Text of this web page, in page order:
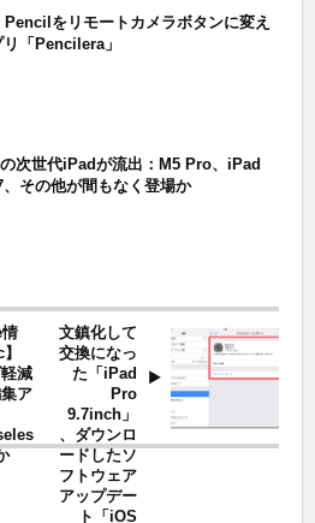
をリモートカメラボタンに変え
「Pencilera」
次世代iPadが流出：M5 Pro、iPad
その他が間もなく登場か
情
減
ア
文鎮化して
交換になっ
た「iPad
Pro
9.7inch」
、ダウンロ
ードしたソ
フトウェア
アップデー
ト「iOS